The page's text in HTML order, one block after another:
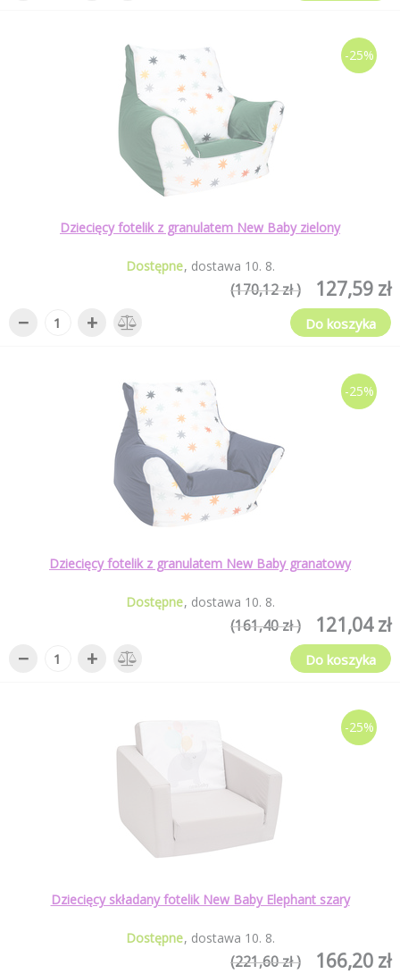
-25%
Dziecięcy fotelik z granulatem New Baby zielony
Dostępne dostawa 10. 8.
127,59 zł
(170,12 zł )
− + Do koszyka
-25%
Dziecięcy fotelik z granulatem New Baby granatowy
Dostępne dostawa 10. 8.
121,04 zł
(161,40 zł )
− + Do koszyka
-25%
Dziecięcy składany fotelik New Baby Elephant szary
Dostępne dostawa 10. 8.
166,20 zł
(221,60 zł )